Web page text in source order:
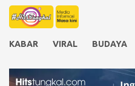
KABAR VIRAL BUDAYA